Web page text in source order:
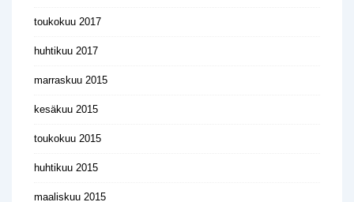
toukokuu 2017
huhtikuu 2017
marraskuu 2015
kesäkuu 2015
toukokuu 2015
huhtikuu 2015
maaliskuu 2015